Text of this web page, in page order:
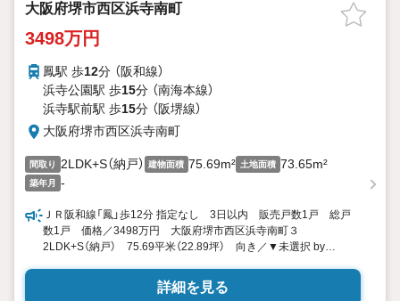
大阪府堺市西区浜寺南町
3498万円
鳳駅 歩12分 （阪和線）
浜寺公園駅 歩15分 （南海本線）
浜寺駅前駅 歩15分 （阪堺線）
大阪府堺市西区浜寺南町
間取り 2LDK+S（納戸） 建物面積 75.69m² 土地面積 73.65m²
築年月 -
ＪＲ阪和線「鳳」歩12分 指定なし 3日以内 販売戸数1戸 総戸
数1戸 価格／3498万円 大阪府堺市西区浜寺南町３
2LDK+S（納戸） 75.69平米（22.89坪） 向き／▼未選択 by
詳細を見る